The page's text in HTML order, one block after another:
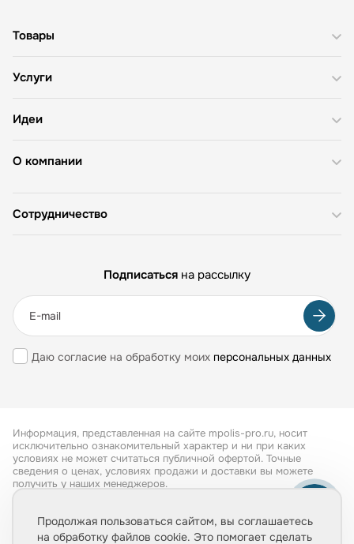
О компании
Товары
Услуги
Идеи
Сотрудничество
Подписаться на рассылку
Даю согласие на обработку моих персональных данных
Информация, представленная на сайте mpolis-pro.ru, носит
исключительно ознакомительный характер и ни при каких
условиях не может считаться публичной офертой. Точные
сведения о ценах, условиях продажи и доставки вы можете
получить у наших менеджеров.
Обработка персональных данных
Продолжая пользоваться сайтом, вы соглашаетесь
на обработку файлов cookie. Это помогает сделать